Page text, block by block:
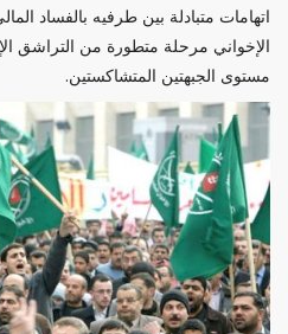
اتهامات متبادلة بين طرفيه بالفساد
الإخواني مرحلة متطورة من التراشق
مستوى الجبهتين المتشاكستين.